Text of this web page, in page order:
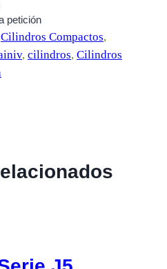
petición
Cilindros Compactos,
, cilindros, Cilindros